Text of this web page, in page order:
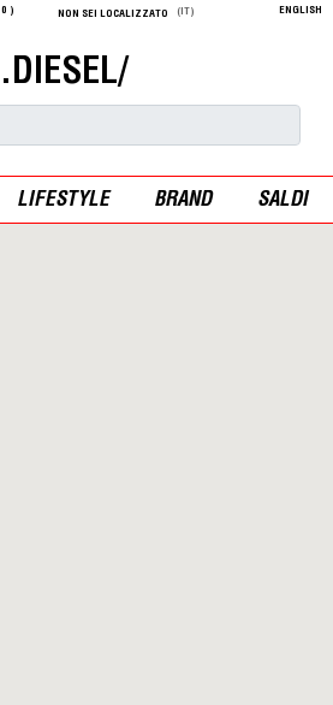
0 ) NON SEI LOCALIZZATO (IT) ENGLISH
.DIESEL/
LIFESTYLE BRAND SALDI